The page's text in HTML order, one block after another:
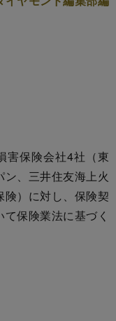
保険会社4社（東
、三井住友海上火
険）に対し、保険契
保険業法に基づく